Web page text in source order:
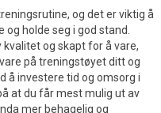
og det er viktig å
holde seg i god stand.
og skapt for å vare,
på treningstøyet ditt og
å investere tid og omsorg i
at du får mest mulig ut av
mer behagelig og